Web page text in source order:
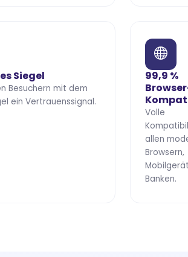
Siegel
Besuchern mit dem
ein Vertrauenssignal.
99,9 %
Volle
allen
Browsern,
Banken.